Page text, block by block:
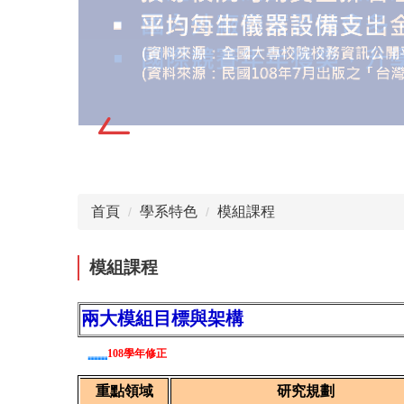
首頁 學系特色 模組課程
模組課程
兩大模組目標與架構
108學年修正
重點領域 研究規劃